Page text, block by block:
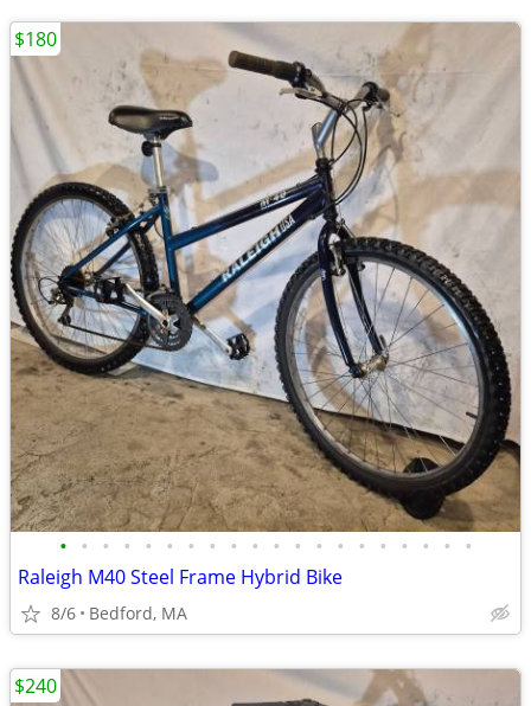
• • • • • • • • • • • • • • • • • • • •
Raleigh M40 Steel Frame Hybrid Bike
8/6 Bedford, MA
$180
$240